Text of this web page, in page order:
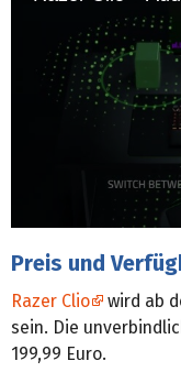
s
e
o
n
s
Preis und
Razer Clio
wird ab
sein. Die
199,99 Euro.